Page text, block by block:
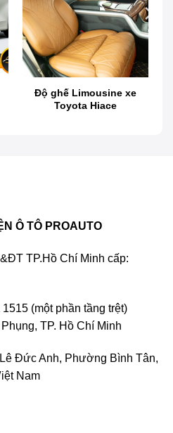
PHẨM Lexus LX570 tại
không chỉ tăng thêm phần
sự thoải mái êm ái hơn
lại mang đến lợi ích
ngần ngại gì mà chủ xe
với
tô là gì?
Độ ghế Limousine xe
Toyota Hiace
Ô TÔ PROAUTO
TP.Hồ Chí Minh cấp:
(một phần tầng trệt)
TP. Hồ Chí Minh
Đức Anh, Phường Bình Tân,
Nam